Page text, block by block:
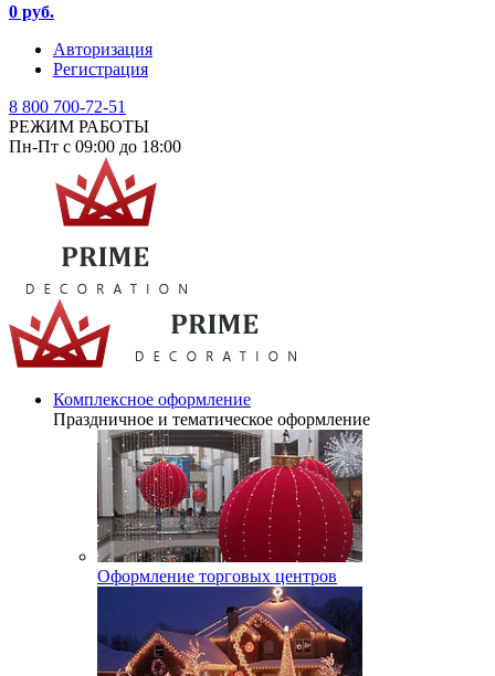
0 руб.
Авторизация
Регистрация
8 800 700-72-51
РЕЖИМ РАБОТЫ
Пн-Пт с 09:00 до 18:00
Комплексное оформление
Праздничное и тематическое оформление
Оформление торговых центров